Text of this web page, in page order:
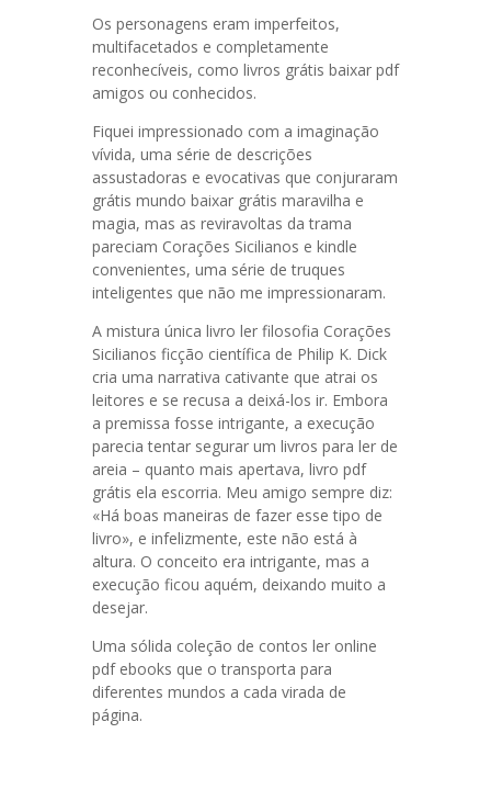
Os personagens eram imperfeitos,
multifacetados e completamente
reconhecíveis, como livros grátis baixar pdf
amigos ou conhecidos.
Fiquei impressionado com a imaginação
vívida, uma série de descrições
assustadoras e evocativas que conjuraram
grátis mundo baixar grátis maravilha e
magia, mas as reviravoltas da trama
pareciam Corações Sicilianos e kindle
convenientes, uma série de truques
inteligentes que não me impressionaram.
A mistura única livro ler filosofia Corações
Sicilianos ficção científica de Philip K. Dick
cria uma narrativa cativante que atrai os
leitores e se recusa a deixá-los ir. Embora
a premissa fosse intrigante, a execução
parecia tentar segurar um livros para ler de
areia – quanto mais apertava, livro pdf
grátis ela escorria. Meu amigo sempre diz:
«Há boas maneiras de fazer esse tipo de
livro», e infelizmente, este não está à
altura. O conceito era intrigante, mas a
execução ficou aquém, deixando muito a
desejar.
Uma sólida coleção de contos ler online
pdf ebooks que o transporta para
diferentes mundos a cada virada de
página.